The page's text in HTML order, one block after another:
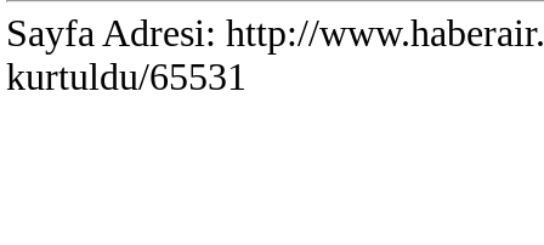
Sayfa Adresi: http://
kurtuldu/65531